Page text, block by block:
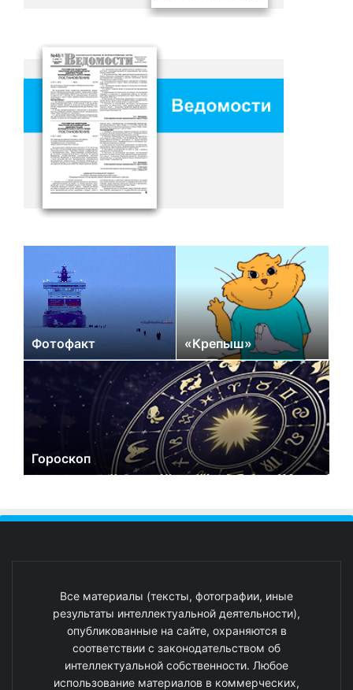
Фотофакт «Крепыш»
Гороскоп
Все материалы (тексты, фотографии, иные
результаты интеллектуальной деятельности),
опубликованные на сайте, охраняются в
соответствии с законодательством об
интеллектуальной собственности. Любое
использование материалов в коммерческих,